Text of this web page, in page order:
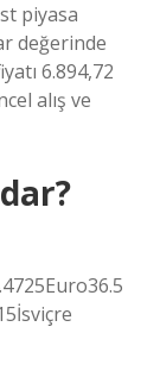
piyasa
değerinde
6.894,72
alış ve